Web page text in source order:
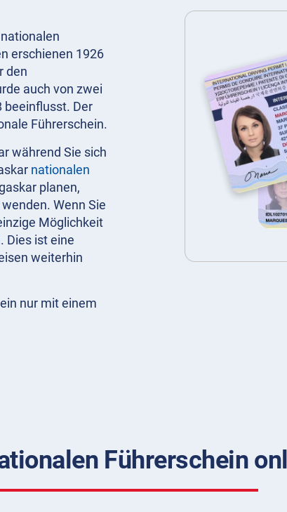
erschienen 1926
den
auch von zwei
beeinflusst. Der
Führerschein.
während Sie sich
nationalen
planen,
wenden. Wenn Sie
Möglichkeit
. Dies ist eine
weiterhin
nur mit einem
Führerschein